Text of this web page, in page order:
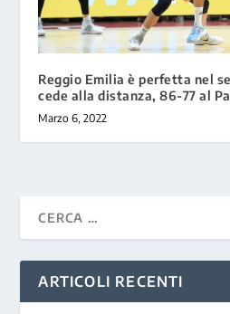
Reggio Emilia è perfetta nel
cede alla distanza, 86-77 al
Marzo 6, 2022
ARTICOLI RECENTI